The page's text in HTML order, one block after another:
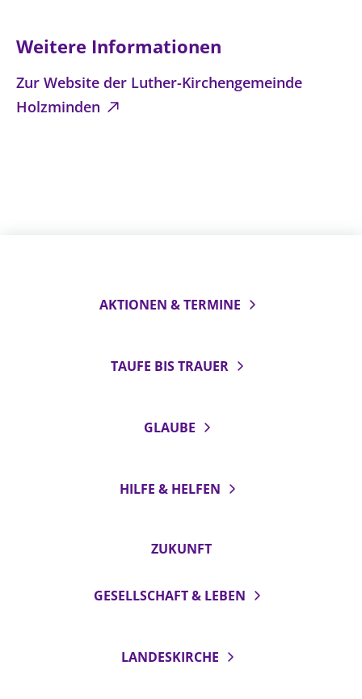
Weitere Informationen
Zur Website der Luther-Kirchengemeinde
Holzminden
AKTIONEN & TERMINE
TAUFE BIS TRAUER
GLAUBE
HILFE & HELFEN
ZUKUNFT
GESELLSCHAFT & LEBEN
LANDESKIRCHE